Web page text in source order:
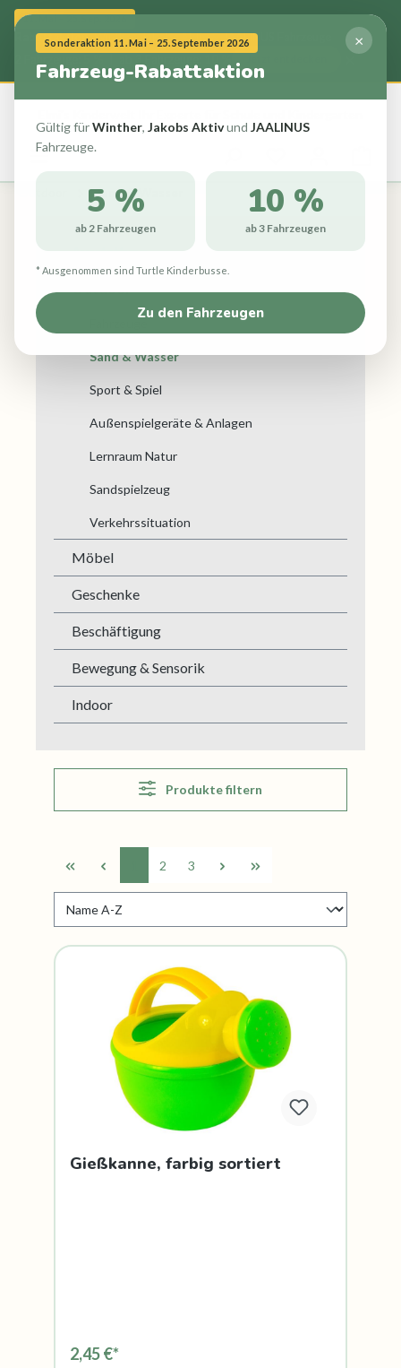
springen
11. Mai – 25. Sep. 2026
Rabattaktion:Winther, Jakobs Aktiv & JAALINUS Fahrzeuge
×
Sonderaktion 11. Mai – 25. September 2026
Fahrzeug-Rabattaktion
×
Gültig fürWinther, Jakobs Aktivund JAALINUS
Fahrzeuge.
5 %
ab 2 Fahrzeugen
10 %
ab 3 Fahrzeugen
* Ausgenommen sind Turtle Kinderbusse.
Zu den Fahrzeugen
Sand & Wasser
Outdoor
Sand & Wasser
Sport & Spiel
Außenspielgeräte & Anlagen
Lernraum Natur
Sandspielzeug
Verkehrssituation
Möbel
Geschenke
Beschäftigung
Bewegung & Sensorik
Indoor
Produkte filtern
2 3
Gießkanne, farbig sortiert
2,45 €*